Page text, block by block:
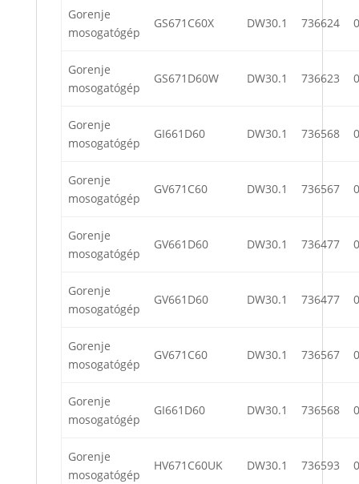
Gorenje
mosogatógép
GS671C60X DW30.1 736624
Gorenje
mosogatógép
GS671D60W DW30.1 736623
Gorenje
mosogatógép
GI661D60 DW30.1 736568
Gorenje
mosogatógép
GV671C60 DW30.1 736567
Gorenje
mosogatógép
GV661D60 DW30.1 736477
Gorenje
mosogatógép
GV661D60 DW30.1 736477
Gorenje
mosogatógép
GV671C60 DW30.1 736567
Gorenje
mosogatógép
GI661D60 DW30.1 736568
Gorenje
mosogatógép
HV671C60UK DW30.1 736593